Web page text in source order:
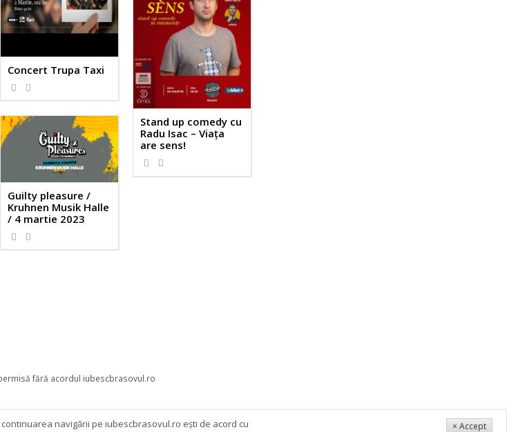
Concert Trupa Taxi
Stand up comedy cu
Radu Isac – Viața
are sens!
Guilty pleasure /
Kruhnen Musik Halle
/ 4 martie 2023
fără acordul iubescbrasovul.ro
continuarea navigării pe iubescbrasovul.ro eşti de acord cu
× Accept